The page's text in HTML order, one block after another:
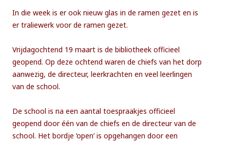
In die week is er ook nieuw glas in de ramen gezet en is
er traliewerk voor de ramen gezet.
Vrijdagochtend 19 maart is de bibliotheek officieel
geopend. Op deze ochtend waren de chiefs van het dorp
aanwezig, de directeur, leerkrachten en veel leerlingen
van de school.
De school is na een aantal toespraakjes officieel
geopend door één van de chiefs en de directeur van de
school. Het bordje ‘open’ is opgehangen door een